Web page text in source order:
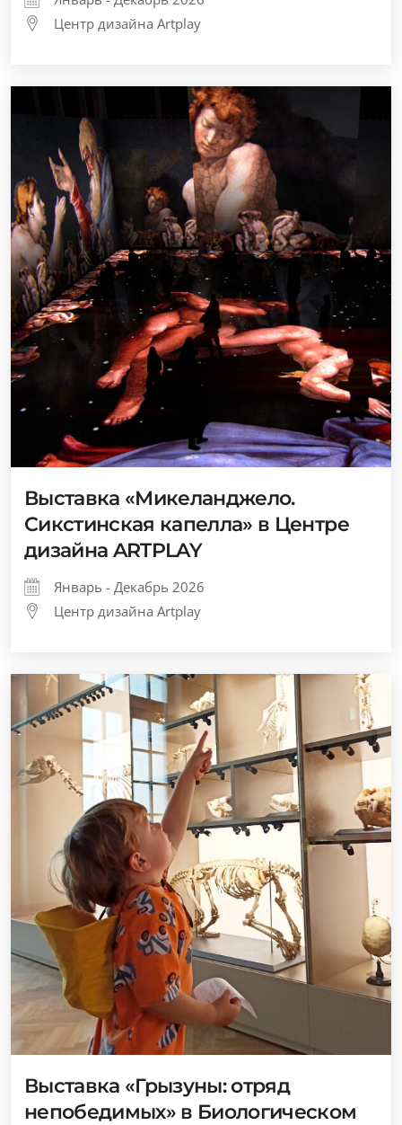
Центр дизайна Artplay
Выставка «Микеланджело.
Сикстинская капелла» в Центре
дизайна ARTPLAY
Январь - Декабрь 2026
Центр дизайна Artplay
Выставка «Грызуны: отряд
непобедимых» в Биологическом